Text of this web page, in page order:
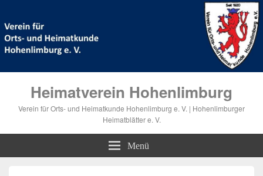
Heimatverein Hohenlimburg
Verein für Orts- und Heimatkunde Hohenlimburg e. V. | Hohenlimburger
Heimatblätter e. V.
Menü